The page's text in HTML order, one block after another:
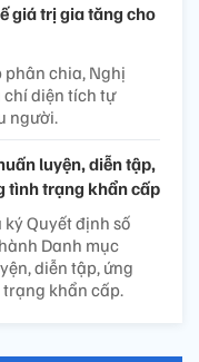
giá trị gia tăng cho
phân chia, Nghị
chí diện tích tự
người.
luyện, diễn tập,
tình trạng khẩn cấp
Quyết định số
Danh mục
diễn tập, ứng
khẩn cấp.